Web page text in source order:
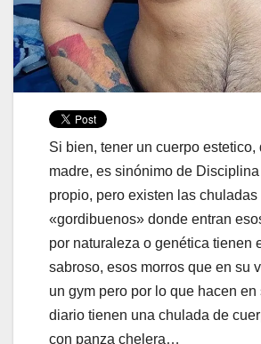
Si bien, tener un cuerpo estetico,
madre, es sinónimo de
propio, pero existen las chuladas
«gordibuenos» donde entran
por naturaleza o genética tienen
sabroso, esos morros que en su
un gym pero por lo que hacen en
diario tienen una chulada de
con panza chelera…